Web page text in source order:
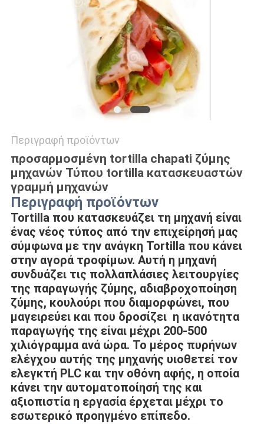
Περιγραφή προϊόντων
προσαρμοσμένη tortilla chapati ζύμης
μηχανών Τύπου tortilla κατασκευαστών
γραμμή μηχανών
Περιγραφή προϊόντων
Tortilla που κατασκευάζει τη μηχανή είναι
ένας νέος τύπος από την επιχείρησή μας
σύμφωνα με την ανάγκη Tortilla που κάνει
στην αγορά τροφίμων. Αυτή η μηχανή
συνδυάζει τις πολλαπλάσιες λειτουργίες
της παραγωγής ζύμης, αδιαβροχοποίηση
ζύμης, κουλούρι που διαμορφώνει, που
μαγειρεύει και που δροσίζει  η ικανότητα
παραγωγής της είναι μέχρι 200-500
χιλιόγραμμα ανά ώρα. Το μέρος πυρήνων
ελέγχου αυτής της μηχανής υιοθετεί τον
ελεγκτή PLC και την οθόνη αφής, η οποία
κάνει την αυτοματοποίησή της και
αξιοπιστία η εργασία έρχεται μέχρι το
εσωτερικό προηγμένο επίπεδο.